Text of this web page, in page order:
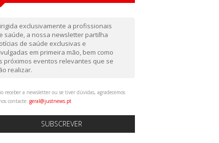
exclusivamente a profissionais
saúde, a nossa newsletter partilha
de saúde exclusivas e
em primeira mão, bem como
próximos eventos relevantes que se
realizar.
receber a newsletter ou se tiver dúvidas, agradecemos
contacte: geral@justnews.pt
SUBSCREVER